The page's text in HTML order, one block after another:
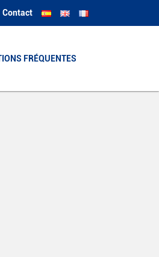
Contact
FRÉQUENTES
FRÉQUENTES